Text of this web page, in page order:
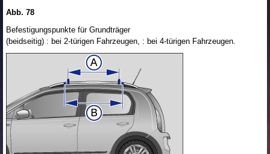
Abb. 78
Befestigungspunkte für Grundträger
(beidseitig) : bei 2-türigen Fahrzeugen, : bei 4-türigen Fahrzeugen.